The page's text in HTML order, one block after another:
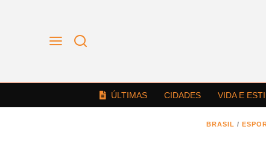
ÚLTIMAS CIDADES VIDA E
BRASIL /